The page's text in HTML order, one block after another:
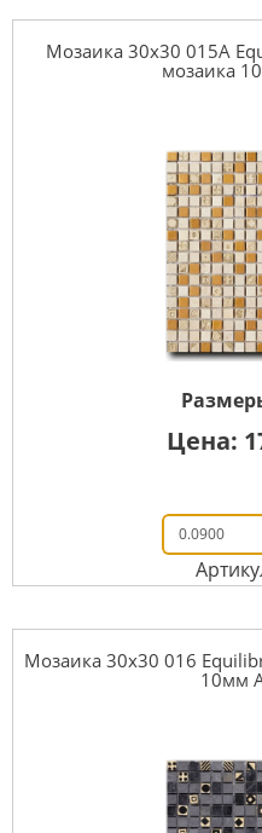
Мозаика 30x30 015A
мозаика
Цена:
Мозаика 30x30 016
10мм